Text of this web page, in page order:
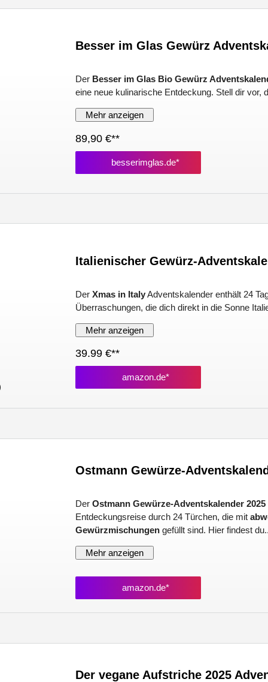
Besser im Glas Gewürz
Der Besser im Glas Bio Gewürz
eine neue kulinarische Entdeckung. Stell dir vor,
Mehr anzeigen
89,90 €**
besserimglas.de*
Italienischer Gewürz-
DerXmas in ItalyAdventskalender enthält 24
Überraschungen, die dich direkt in die Sonne
Mehr anzeigen
39.99 €**
amazon.de*
Ostmann Gewürze-
DerOstmann Gewürze-Adventskalender 2025
Entdeckungsreise durch 24 Türchen, die mit
Gewürzmischungen gefüllt sind. Hier findest
Mehr anzeigen
amazon.de*
Der vegane Aufstriche 2025